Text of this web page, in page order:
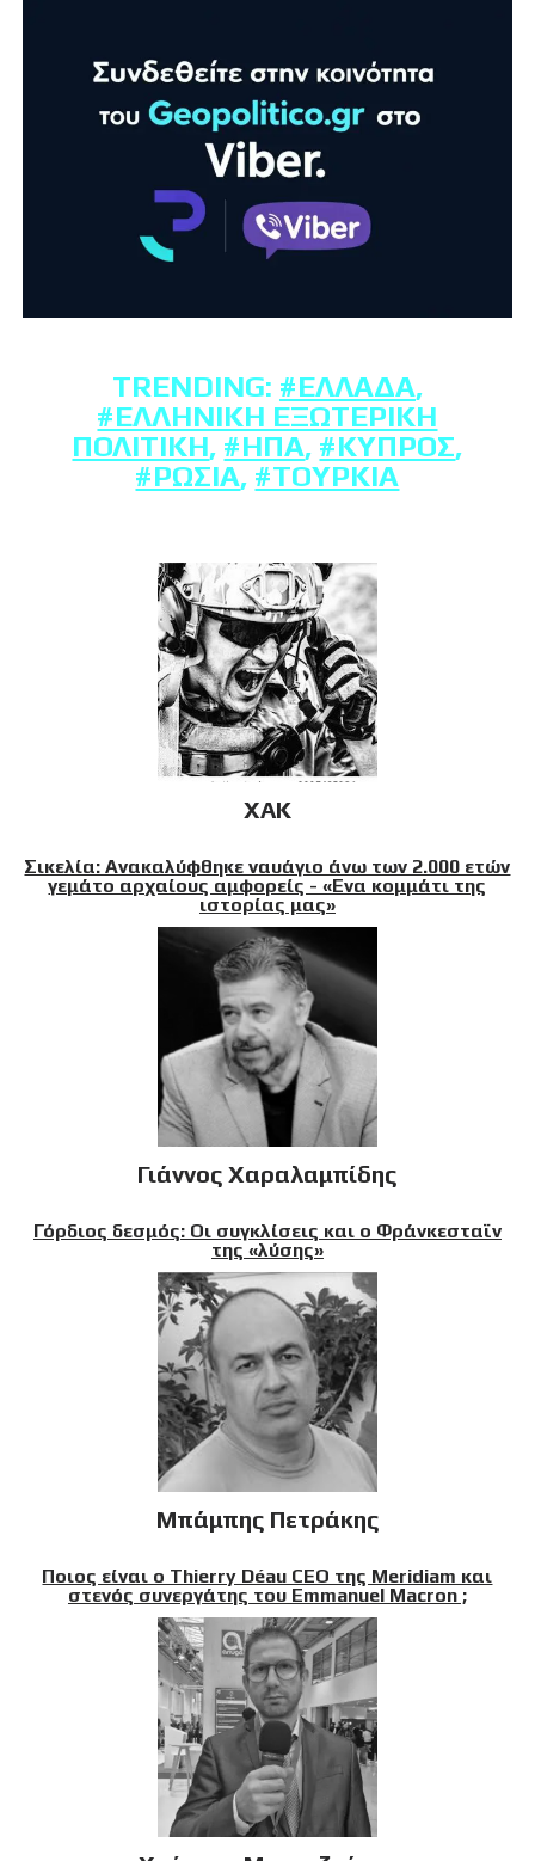
TRENDING: #ΕΛΛΆΔΑ,
#ΕΛΛΗΝΙΚΉ ΕΞΩΤΕΡΙΚΉ
ΠΟΛΙΤΙΚΉ, #ΗΠΑ, #ΚΎΠΡΟΣ,
#ΡΩΣΊΑ, #ΤΟΥΡΚΊΑ
XAK
Σικελία: Ανακαλύφθηκε ναυάγιο άνω των 2.000 ετών
γεμάτο αρχαίους αμφορείς - «Ενα κομμάτι της
ιστορίας μας»
Γιάννος Χαραλαμπίδης
Γόρδιος δεσμός: Οι συγκλίσεις και ο Φράνκεσταϊν
της «λύσης»
Μπάμπης Πετράκης
Ποιος είναι ο Thierry Déau CEO της Meridiam και
στενός συνεργάτης του Emmanuel Macron ;